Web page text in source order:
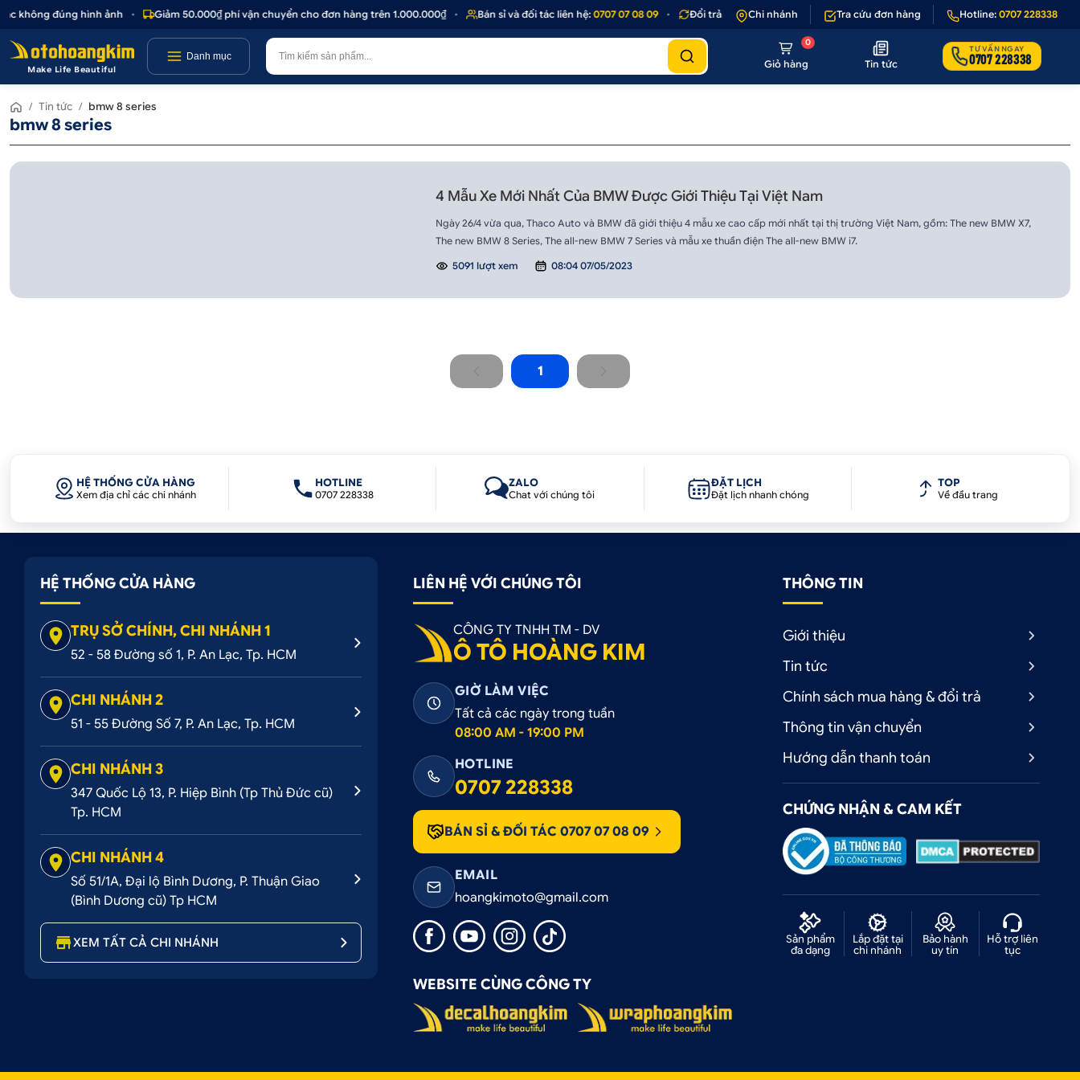
không đúng hình ảnh Giảm 50.000₫ phí vận chuyển cho đơn hàng trên 1.000.000₫ Bán sỉ và đối tác liên hệ:0707 07 08 09 Đổi trả 1 - 1 nếu sản phẩm lỗi hoặc không đúng hình ảnh • Giảm 50.000₫ phí
Chi nhánh Tra cứu đơn hàng Hotline: 0707 228338
Make Life Beautiful
Danh mục
Giỏ hàng
0
Tin tức
TƯ VẤN NGAY
0707 228338
/ Tin tức / bmw 8 series
bmw 8 series
4 Mẫu Xe Mới Nhất Của BMW Được Giới Thiệu Tại Việt Nam
Ngày 26/4 vừa qua, Thaco Auto và BMW đã giới thiệu 4 mẫu xe cao cấp mới nhất tại thị trường Việt Nam, gồm: The new BMW X7,
The new BMW 8 Series, The all-new BMW 7 Series và mẫu xe thuần điện The all-new BMW i7.
5091 lượt xem 08:04 07/05/2023
1
HỆ THỐNG CỬA HÀNG
Xem địa chỉ các chi nhánh
HOTLINE
0707 228338
ZALO
Chat với chúng tôi
ĐẶT LỊCH
Đặt lịch nhanh chóng
TOP
Về đầu trang
HỆ THỐNG CỬA HÀNG
TRỤ SỞ CHÍNH, CHI NHÁNH 1
52 - 58 Đường số 1, P. An Lạc, Tp. HCM
CHI NHÁNH 2
51 - 55 Đường Số 7, P. An Lạc, Tp. HCM
CHI NHÁNH 3
347 Quốc Lộ 13, P. Hiệp Bình (Tp Thủ Đức cũ)
Tp. HCM
CHI NHÁNH 4
Số 51/1A, Đại lộ Bình Dương, P. Thuận Giao
(Bình Dương cũ) Tp HCM
XEM TẤT CẢ CHI NHÁNH
LIÊN HỆ VỚI CHÚNG TÔI
CÔNG TY TNHH TM - DV
Ô TÔ HOÀNG KIM
GIỜ LÀM VIỆC
Tất cả các ngày trong tuần
08:00 AM - 19:00 PM
HOTLINE
0707 228338
BÁN SỈ & ĐỐI TÁC 0707 07 08 09
EMAIL
hoangkimoto@gmail.com
WEBSITE CÙNG CÔNG TY
THÔNG TIN
Giới thiệu
Tin tức
Chính sách mua hàng & đổi trả
Thông tin vận chuyển
Hướng dẫn thanh toán
CHỨNG NHẬN & CAM KẾT
Sản phẩm
đa dạng
Lắp đặt tại
chi nhánh
Bảo hành
uy tín
Hỗ trợ liên
tục